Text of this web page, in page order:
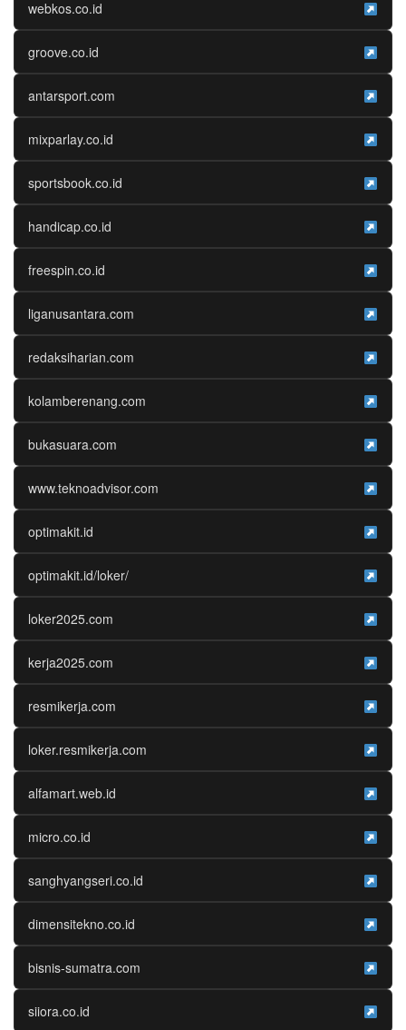
webkos.co.id
groove.co.id
antarsport.com
mixparlay.co.id
sportsbook.co.id
handicap.co.id
freespin.co.id
liganusantara.com
redaksiharian.com
kolamberenang.com
bukasuara.com
www.teknoadvisor.com
optimakit.id
optimakit.id/loker/
loker2025.com
kerja2025.com
resmikerja.com
loker.resmikerja.com
alfamart.web.id
micro.co.id
sanghyangseri.co.id
dimensitekno.co.id
bisnis-sumatra.com
siiora.co.id